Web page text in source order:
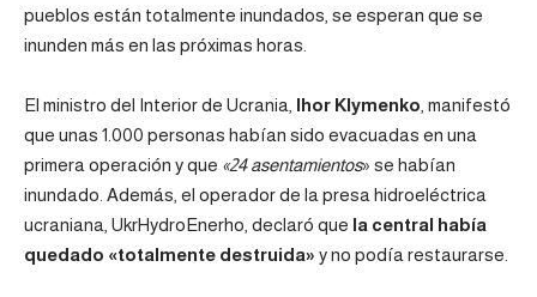
pueblos están totalmente inundados, se esperan que se
inunden más en las próximas horas.
El ministro del Interior de Ucrania, Ihor Klymenko , manifestó
que unas 1.000 personas habían sido evacuadas en una
primera operación y que «24 asentamientos» se habían
inundado. Además, el operador de la presa hidroeléctrica
ucraniana, UkrHydroEnerho, declaró que la central había
quedado «totalmente destruida» y no podía restaurarse.